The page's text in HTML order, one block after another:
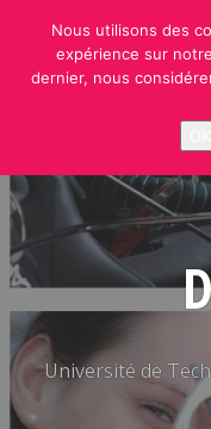
content
Université de
Nous utilisons des
expérience sur
dernier, nous